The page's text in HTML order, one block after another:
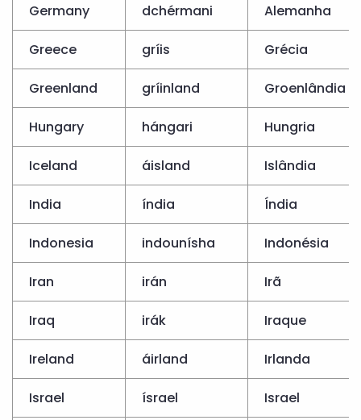
Germany dchérmani Alemanha
Greece gríis Grécia
Greenland gríinland Groenlândia
Hungary hángari Hungria
Iceland áisland Islândia
India índia Índia
Indonesia indounísha Indonésia
Iran irán Irã
Iraq irák Iraque
Ireland áirland Irlanda
Israel ísrael Israel